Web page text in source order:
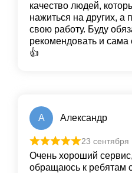
качество людей,
нажиться на других, а
свою работу. Буду
рекомендовать и
👍
А Александр
23 сентября
Очень хороший
обращаюсь к ребятам